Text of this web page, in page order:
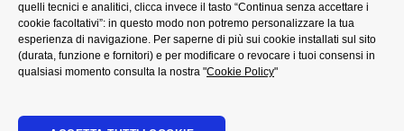
quelli tecnici e analitici, clicca invece il tasto “Continua senza accettare i
cookie facoltativi”: in questo modo non potremo personalizzare la tua
esperienza di navigazione. Per saperne di più sui cookie installati sul sito
(durata, funzione e fornitori) e per modificare o revocare i tuoi consensi in
qualsiasi momento consulta la nostra "Cookie Policy"
Termini e condizioni
Cookie Policy